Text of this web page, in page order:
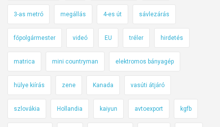
a
u
t
c
á
3-as metró megállás 4-es út sávlezárás
főpolgármester videó EU tréler hirdetés
matrica mini countryman elektromos bányagép
hülye kiírás zene Kanada vasúti átjáró
szlovákia Hollandia kaiyun avtoexport kgfb